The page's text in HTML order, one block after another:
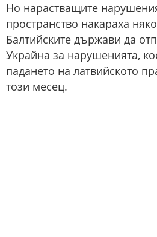
Но нарастващите
пространство накараха
Балтийските държави да
Украйна за нарушенията,
падането на латвийското
този месец.